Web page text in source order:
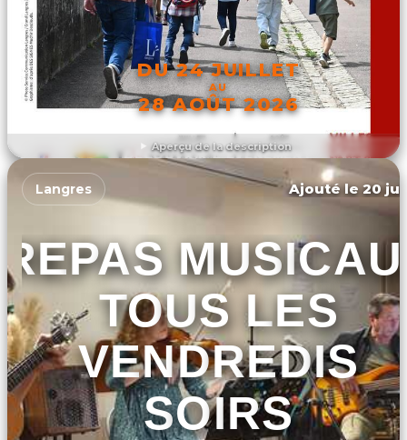
Aperçu de la description
DU 24 JUILLET
AU
28 AOÛT 2026
DÉCOUVRIR L'ÉVÉNEMENT
Langres Ajouté le 20
REPAS
TOUS LES
VENDREDIS
SOIRS